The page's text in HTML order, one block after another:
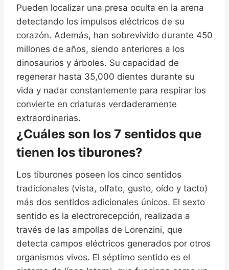
Pueden localizar una presa oculta en la arena
detectando los impulsos eléctricos de su
corazón. Además, han sobrevivido durante 450
millones de años, siendo anteriores a los
dinosaurios y árboles. Su capacidad de
regenerar hasta 35,000 dientes durante su
vida y nadar constantemente para respirar los
convierte en criaturas verdaderamente
extraordinarias.
¿Cuáles son los 7 sentidos que
tienen los tiburones?
Los tiburones poseen los cinco sentidos
tradicionales (vista, olfato, gusto, oído y tacto)
más dos sentidos adicionales únicos. El sexto
sentido es la electrorecepción, realizada a
través de las ampollas de Lorenzini, que
detecta campos eléctricos generados por otros
organismos vivos. El séptimo sentido es el